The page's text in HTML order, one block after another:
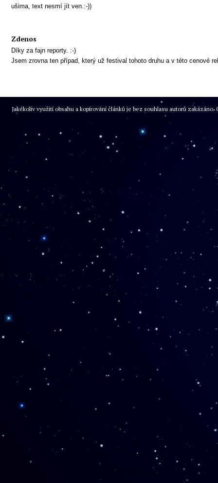
ušima, text nesmí jít ven.:-))
Zdenos
Díky za fajn reporty. :-)
Jsem zrovna ten případ, který už festival tohoto druhu a v této cenové
Jakékoliv využití obsahu a kopírování článků je bez souhlasu autorů